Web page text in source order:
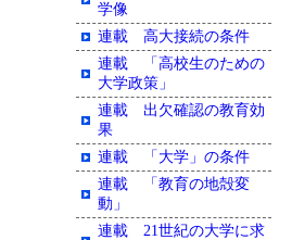
学像
連載 高大接続の条件
連載 「高校生のための
大学政策」
連載 出欠確認の教育効
果
連載 「大学」の条件
連載 「教育の地殻変
動」
連載 21世紀の大学に求